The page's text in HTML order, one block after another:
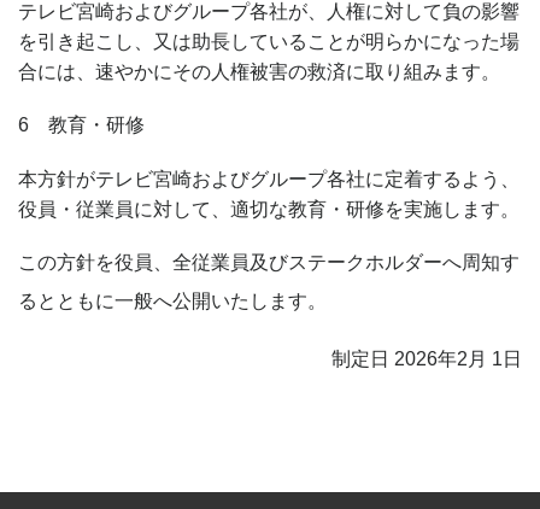
テレビ宮崎およびグループ各社が、人権に対して負の影響
を引き起こし、又は助長していることが明らかになった場
合には、速やかにその人権被害の救済に取り組みます。
6 教育・研修
本方針がテレビ宮崎およびグループ各社に定着するよう、
役員・従業員に対して、適切な教育・研修を実施します。
この方針を役員、全従業員及びステークホルダーへ周知す
るとともに一般へ公開いたします。
制定日 2026年2月 1日